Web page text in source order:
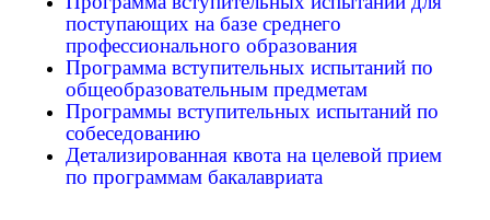
поступающих на базе среднего
профессионального образования
Программа вступительных испытаний по
общеобразовательным предметам
Программы вступительных испытаний по
собеседованию
Детализированная квота на целевой прием
по программам бакалавриата